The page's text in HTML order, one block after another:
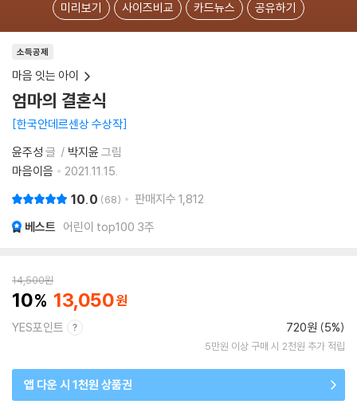
미리보기 사이즈비교 카드뉴스 공유하기
소득공제
마음 잇는 아이
엄마의 결혼식
한국안데르센상 수상작
윤주성 글 박지윤 그림
마음이음
2021.11.15.
10.0 68 판매지수 1,812
베스트 어린이 top100 3주
14,500원
10 13,050
YES포인트 720원 (5%)
5만원 이상 구매 시 2천원 추가 적립
앱 다운 시 1천원 상품권